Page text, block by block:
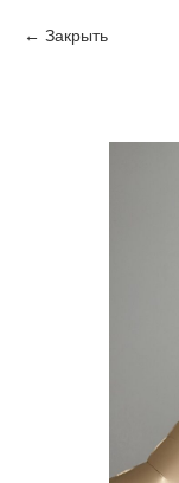
Закрыть